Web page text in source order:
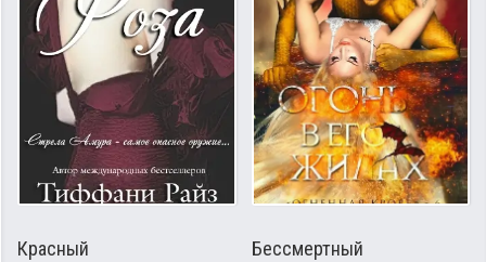
Красный Бессмертный